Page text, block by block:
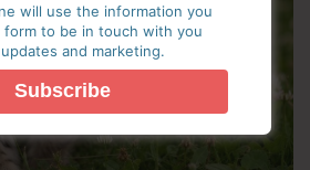
will use the information you
form to be in touch with you
and marketing.